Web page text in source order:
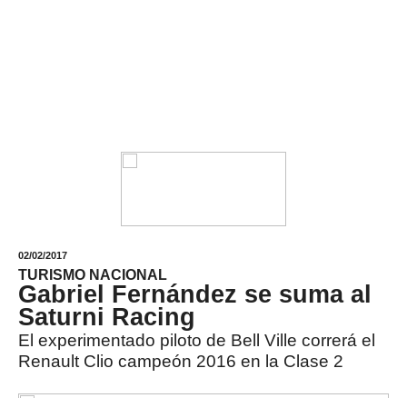
02/02/2017
TURISMO NACIONAL
Gabriel Fernández se suma al
Saturni Racing
El experimentado piloto de Bell Ville correrá el
Renault Clio campeón 2016 en la Clase 2